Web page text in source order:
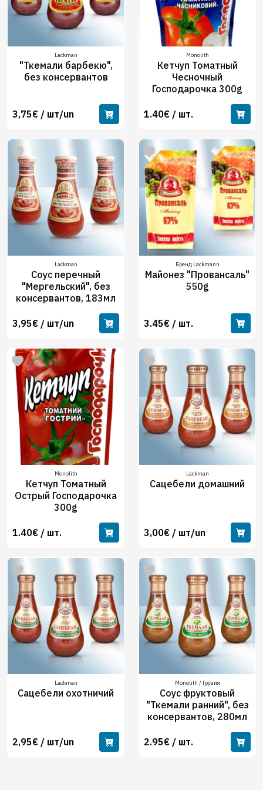
Lackman
"Ткемали барбекю",
без консервантов
3,75€ / шт/un
Monolith
Кетчуп Томатный
Чесночный
Господарочка 300g
1.40€ / шт.
Lackman
Соус перечный
"Мергельский", без
консервантов, 183мл
3,95€ / шт/un
Бренд Lackmann
Майонез "Провансаль"
550g
3.45€ / шт.
Monolith
Кетчуп Томатный
Острый Господарочка
300g
1.40€ / шт.
Lackman
Сацебели домашний
3,00€ / шт/un
Lackman
Сацебели охотничий
2,95€ / шт/un
Monolith / Грузия
Соус фруктовый
"Ткемали ранний", без
консервантов, 280мл
2.95€ / шт.